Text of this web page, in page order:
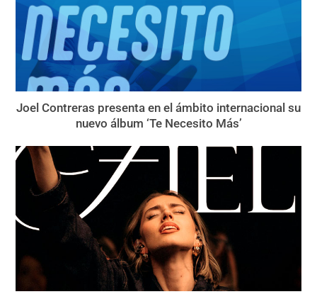
Joel Contreras presenta en el ámbito internacional su
nuevo álbum ‘Te Necesito Más’